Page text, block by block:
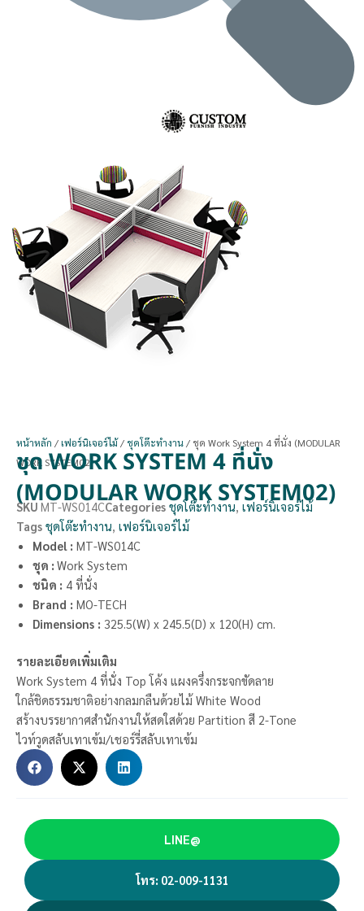
หน้าหลัก /เฟอร์นิเจอร์ไม้/ ชุดโต๊ะทำงาน / ชุด Work System 4 ที่นั่ง (MODULAR
WORK SYSTEM02)
ชุด WORK SYSTEM 4 ที่นั่ง
(MODULAR WORK SYSTEM02)
SKU MT-WS014CCategories ชุดโต๊ะทำงาน, เฟอร์นิเจอร์ไม้
Tags ชุดโต๊ะทำงาน, เฟอร์นิเจอร์ไม้
Model : MT-WS014C
ชุด : Work System
ชนิด : 4 ที่นั่ง
Brand : MO-TECH
Dimensions : 325.5(W) x 245.5(D) x 120(H) cm.
รายละเอียดเพิ่มเติม
Work System 4 ที่นั่ง Top โค้ง แผงครึ่งกระจกขัดลาย
ใกล้ชิดธรรมชาติอย่างกลมกลืนด้วยไม้ ​White Wood
สร้างบรรยากาศสำนักงานให้สดใสด้วย ​Partition สี 2-Tone
ไวท์วูดสลับเทาเข้ม/เชอร์รี่สลับเทาเข้ม
LINE@
โทร: 02-009-1131